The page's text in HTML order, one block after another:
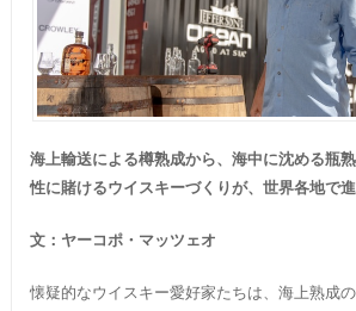
海上輸送による樽熟成から、海中に沈める瓶
性に賭けるウイスキーづくりが、世界各地で進
文：ヤーコポ・マッツェオ
懐疑的なウイスキー愛好家たちは、海上熟成